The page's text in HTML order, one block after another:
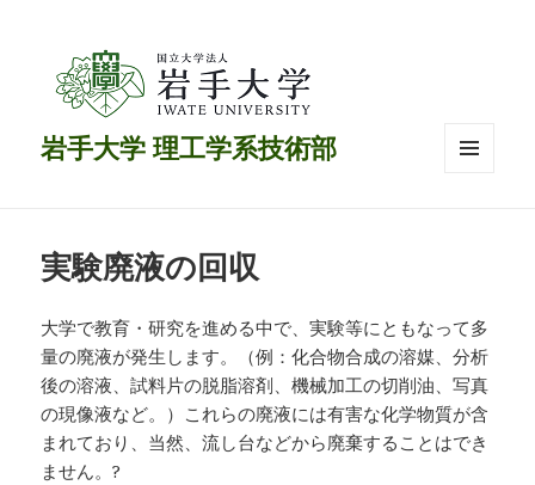
岩手大学 理工学系技術部
実験廃液の回収
大学で教育・研究を進める中で、実験等にともなって多
量の廃液が発生します。（例：化合物合成の溶媒、分析
後の溶液、試料片の脱脂溶剤、機械加工の切削油、写真
の現像液など。）これらの廃液には有害な化学物質が含
まれており、当然、流し台などから廃棄することはでき
ません。?